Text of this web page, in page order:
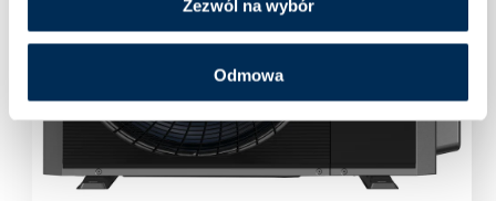
Zezwól na wybór
Odmowa